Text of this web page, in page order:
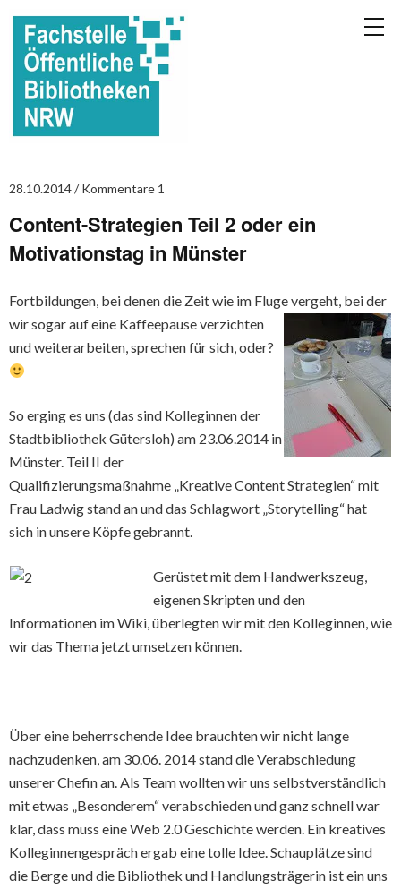
28.10.2014 Kommentare 1
Content-Strategien Teil 2 oder ein
Motivationstag in Münster
Fortbildungen, bei denen die Zeit wie im Fluge vergeht, bei der
wir sogar auf eine Kaffeepause verzichten
und weiterarbeiten, sprechen für sich, oder?
So erging es uns (das sind Kolleginnen der
Stadtbibliothek Gütersloh) am 23.06.2014 in
Münster. Teil II der
Qualifizierungsmaßnahme „Kreative Content Strategien“ mit
Frau Ladwig stand an und das Schlagwort „Storytelling“ hat
sich in unsere Köpfe gebrannt.
Gerüstet mit dem Handwerkszeug,
eigenen Skripten und den
Informationen im Wiki, überlegten wir mit den Kolleginnen, wie
wir das Thema jetzt umsetzen können.
Über eine beherrschende Idee brauchten wir nicht lange
nachzudenken, am 30.06. 2014 stand die Verabschiedung
unserer Chefin an. Als Team wollten wir uns selbstverständlich
mit etwas „Besonderem“ verabschieden und ganz schnell war
klar, dass muss eine Web 2.0 Geschichte werden. Ein kreatives
Kolleginnengespräch ergab eine tolle Idee. Schauplätze sind
die Berge und die Bibliothek und Handlungsträgerin ist ein uns